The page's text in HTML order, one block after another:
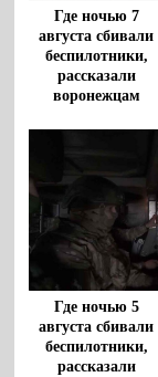
Где ночью 7
августа сбивали
беспилотники,
рассказали
воронежцам
Где ночью 5
августа сбивали
беспилотники,
рассказали